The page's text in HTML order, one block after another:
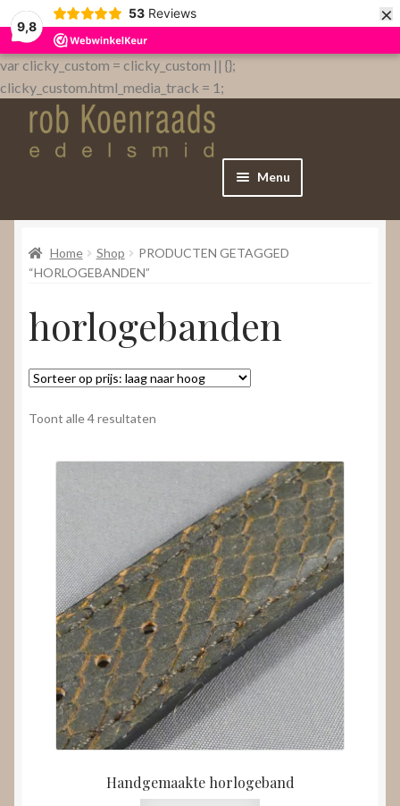
9,8
53 Reviews ×
var clicky_custom = clicky_custom || {};
clicky_custom.html_media_track = 1;
Menu
Home
WebShop
Over
Nieuws
Video’s
uitvouwen
Home Shop
PRODUCTEN GETAGGED
“HORLOGEBANDEN”
horlogebanden
Toont alle 4 resultaten
hoog
Handgemaakte horlogeband